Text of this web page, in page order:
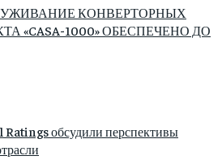
КОНВЕРТОРНЫХ
«CASA-1000» ОБЕСПЕЧЕНО ДО
обсудили перспективы